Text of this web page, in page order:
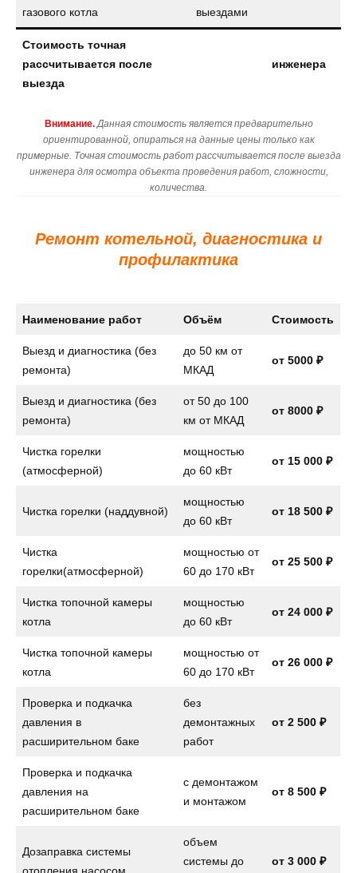
газового котла
выездами
Стоимость точная
рассчитывается после
выезда
инженера
Внимание. Данная стоимость является предварительно
ориентированной, опираться на данные цены только как
примерные. Точная стоимость работ рассчитывается после выезда
инженера для осмотра объекта проведения работ, сложности,
количества.
Ремонт котельной, диагностика и
профилактика
Наименование работ Объём Стоимость
Выезд и диагностика (без
ремонта)
до 50 км от
МКАД
от 5000 ₽
Выезд и диагностика (без
ремонта)
от 50 до 100
км от МКАД
от 8000 ₽
Чистка горелки
(атмосферной)
мощностью
до 60 кВт
от 15 000 ₽
Чистка горелки (наддувной)
мощностью
до 60 кВт
от 18 500 ₽
Чистка
горелки(атмосферной)
мощностью от
60 до 170 кВт
от 25 500 ₽
Чистка топочной камеры
котла
мощностью
до 60 кВт
от 24 000 ₽
Чистка топочной камеры
котла
мощностью от
60 до 170 кВт
от 26 000 ₽
Проверка и подкачка
давления в
расширительном баке
без
демонтажных
работ
от 2 500 ₽
Проверка и подкачка
давления на
расширительном баке
с демонтажом
и монтажом
от 8 500 ₽
Дозаправка системы
отопления насосом
объем
системы до
от 3 000 ₽